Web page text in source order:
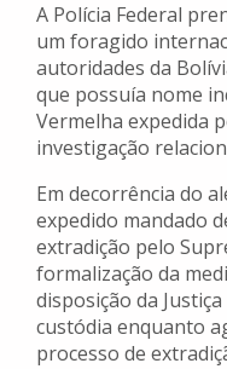
A Polícia Federal
um foragido
autoridades da
que possuía nome
Vermelha expedida
investigação
Em decorrência do
expedido mandado
extradição pelo
formalização da
disposição da
custódia enquanto
processo de